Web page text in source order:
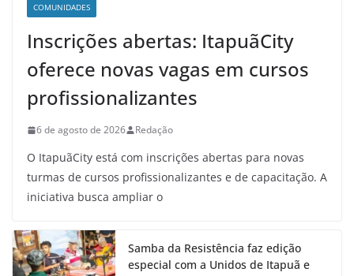
COMUNIDADES
Inscrições abertas: ItapuãCity
oferece novas vagas em cursos
profissionalizantes
6 de agosto de 2026 Redação
O ItapuãCity está com inscrições abertas para novas
turmas de cursos profissionalizantes e de capacitação. A
iniciativa busca ampliar o
Samba da Resistência faz edição
especial com a Unidos de Itapuã e